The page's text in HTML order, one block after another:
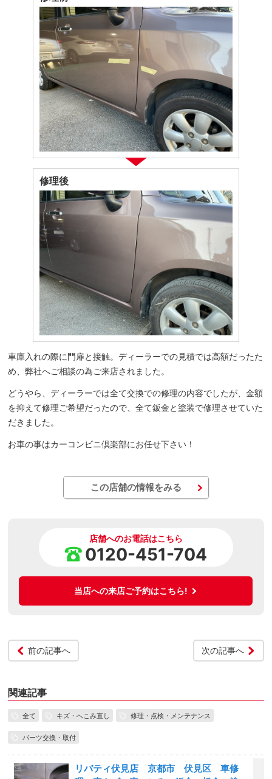
修理後
車庫入れの際に門扉と接触。ディーラーでの見積では高額だったた
め、弊社へご相談の為ご来店されました。
どうやら、ディーラーでは全て交換での修理の内容でしたが、金額
を抑えて修理ご希望だったので、全て鈑金と塗装で修理させていた
だきました。
お車の事はカーコンビニ倶楽部にお任せ下さい！
この店舗の情報をみる
店舗へのお電話はこちら
0120-451-704
当店への来店ご予約はこちら!
前の記事へ 次の記事へ
関連記事
全て キズ・へこみ直し 修理・点検・メンテナンス
パーツ交換・取付
リバティ伏見店 京都市 伏見区 車修